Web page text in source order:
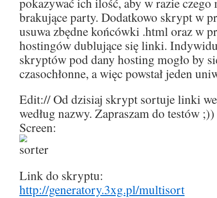
brakujące party. Dodatkowo skrypt w
usuwa zbędne końcówki .html oraz w
hostingów dublujące się linki.
skryptów pod dany hosting mogło by
czasochłonne, a więc powstał jeden
Edit:// Od dzisiaj skrypt sortuje linki
według nazwy. Zapraszam do testów ;))
Screen:
Link do skryptu:
http://generatory.3xg.pl/multisort